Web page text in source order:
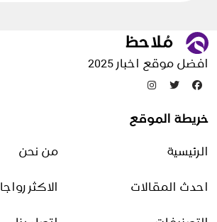
مقالات منوعة
تدوينات عشوائية
افضل موقع اخبار 2025
خريطة الموقع
الرئيسية من نحن
احدث المقالات الاكثر رواجا